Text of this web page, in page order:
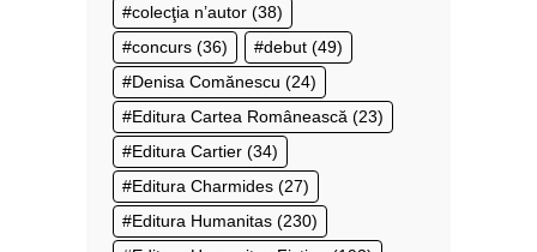
colecţia n’autor (38)
concurs (36) debut (49)
Denisa Comănescu (24)
Editura Cartea Românească (23)
Editura Cartier (34)
Editura Charmides (27)
Editura Humanitas (230)